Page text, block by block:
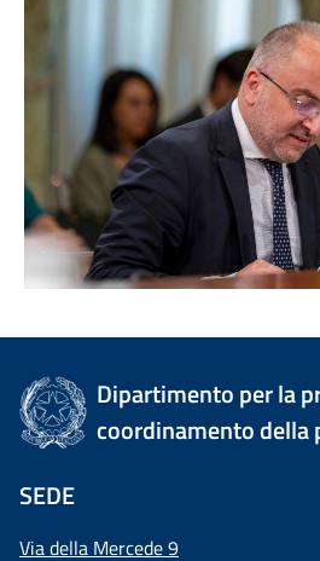
Dipartimento per la
coordinamento della
SEDE
Via della Mercede 9